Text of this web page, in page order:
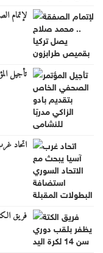
لإتمام
تأجيل
اتحاد
فريق